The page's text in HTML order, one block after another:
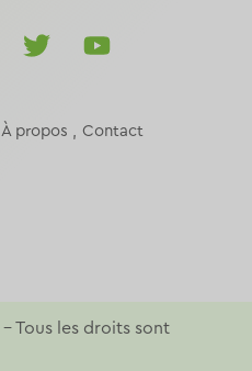
À propos Contact
–Tous les droits sont